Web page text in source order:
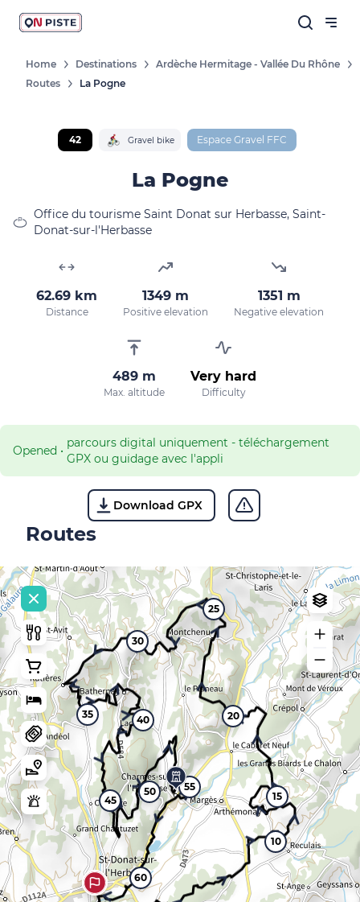
Home Destinations
Ardèche Hermitage - Vallée Du Rhône
Routes
La Pogne
42 Gravel bike Espace Gravel FFC
La Pogne
Office du tourisme Saint Donat sur Herbasse, Saint-
Donat-sur-l'Herbasse
62.69 km
Distance
1349 m
Positive elevation
1351 m
Negative elevation
489 m
Max. altitude
Very hard
Difficulty
Opened •
parcours digital uniquement - téléchargement
GPX ou guidage avec l'appli
Download GPX
Routes
10
15
20
25
30
35 40
45
50 55
60